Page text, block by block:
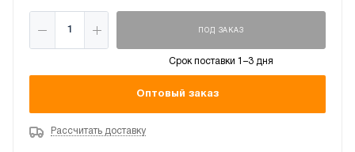
ПОД ЗАКАЗ
Срок поставки 1–3 дня
Оптовый заказ
Рассчитать доставку